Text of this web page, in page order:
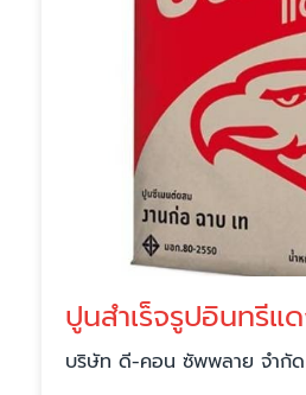
ปูนสำเร็จรูปอินทรีแ
บริษัท ดี-คอน ซัพพลาย จำกัด